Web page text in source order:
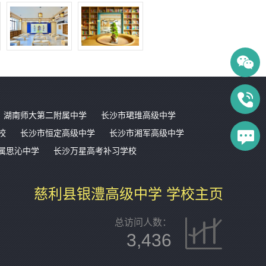
湖南师大第二附属中学
长沙市珺琟高级中学
长沙市恒定高级中学
长沙市湘军高级中学
思沁中学
长沙万星高考补习学校
慈利县银澧高级中学 学校主页
总访问人数：
3,436